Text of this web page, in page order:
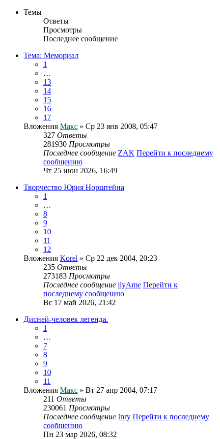
Темы
Ответы
Просмотры
Последнее сообщение
Тема: Мемориал
1
…
13
14
15
16
17
Вложения Макс » Ср 23 янв 2008, 05:47
327 Ответы
281930 Просмотры
Последнее сообщение ZAK Перейти к последнему
сообщению
Чт 25 июн 2026, 16:49
Творчество Юрия Норштейна
1
…
8
9
10
11
12
Вложения Korel » Ср 22 дек 2004, 20:23
235 Ответы
273183 Просмотры
Последнее сообщение ilyAme Перейти к
последнему сообщению
Вс 17 май 2026, 21:42
Дисней-человек легенда.
1
…
7
8
9
10
11
Вложения Макс » Вт 27 апр 2004, 07:17
211 Ответы
230061 Просмотры
Последнее сообщение Inry Перейти к последнему
сообщению
Пн 23 мар 2026, 08:32